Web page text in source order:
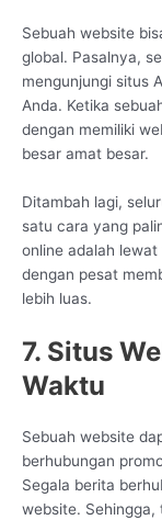
Sebuah website
global. Pasalnya,
mengunjungi situs
Anda. Ketika
dengan memiliki
besar amat besar.
Ditambah lagi,
satu cara yang
online adalah
dengan pesat
lebih luas.
7. Situs
Waktu
Sebuah website
berhubungan
Segala berita
website. Sehingga,